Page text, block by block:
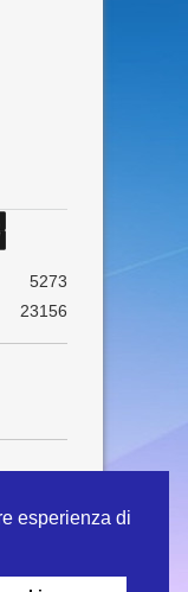
esperienza di
5273
23156